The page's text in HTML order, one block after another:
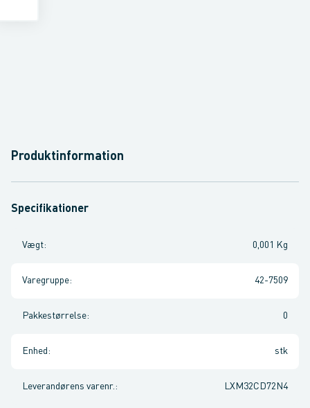
Produktinformation
Specifikationer
Vægt: 0,001 Kg
Varegruppe: 42-7509
Pakkestørrelse: 0
Enhed : stk
Leverandørens varenr. : LXM32CD72N4